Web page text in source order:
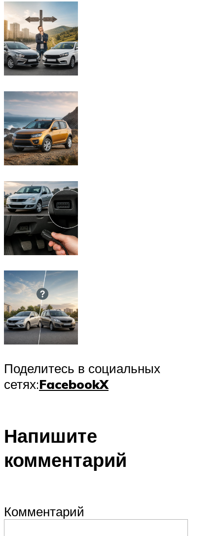
Поделитесь в социальных
сетях:FacebookX
Напишите
комментарий
Комментарий